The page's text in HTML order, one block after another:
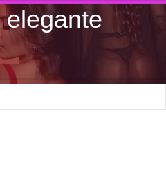
tag “lingerie elegante”
a sua seleção.